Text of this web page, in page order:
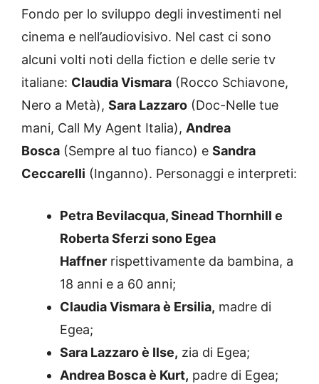
Fondo per lo sviluppo degli investimenti nel
cinema e nell’audiovisivo. Nel cast ci sono
alcuni volti noti della fiction e delle serie tv
italiane: Claudia Vismara (Rocco Schiavone,
Nero a Metà), Sara Lazzaro (Doc-Nelle tue
mani, Call My Agent Italia), Andrea
Bosca (Sempre al tuo fianco) e Sandra
Ceccarelli (Inganno). Personaggi e interpreti:
Petra Bevilacqua, Sinead Thornhill e
Roberta Sferzi sono Egea
Haffner rispettivamente da bambina, a
18 anni e a 60 anni;
Claudia Vismara è Ersilia, madre di
Egea;
Sara Lazzaro è Ilse, zia di Egea;
Andrea Bosca è Kurt, padre di Egea;